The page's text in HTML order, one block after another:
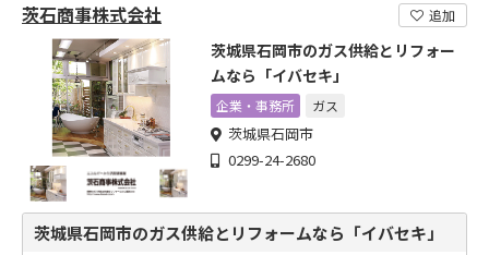
茨石商事株式会社 追加
茨城県石岡市のガス供給とリフォー
ムなら「イバセキ」
企業・事務所 ガス
茨城県石岡市
0299-24-2680
茨城県石岡市のガス供給とリフォームなら「イバセキ」